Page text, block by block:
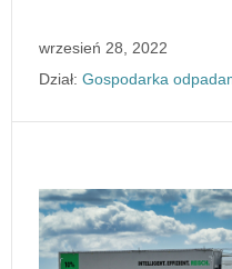
wrzesień 28, 2022
Dział: Gospodarka